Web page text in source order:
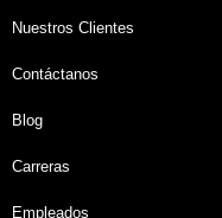
Nuestros Clientes
Contáctanos
Blog
Carreras
Empleados